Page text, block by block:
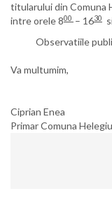
titularului din Comuna
intre orele 800 – 1630
Observatiile
Va multumim,
Ciprian Enea
Primar Comuna